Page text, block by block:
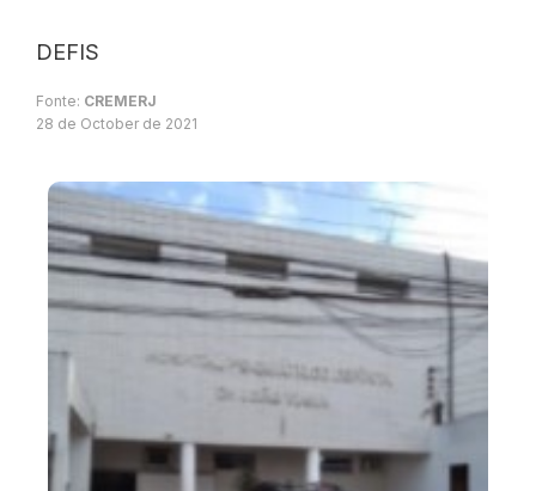
DEFIS
Fonte: CREMERJ
28 de October de 2021